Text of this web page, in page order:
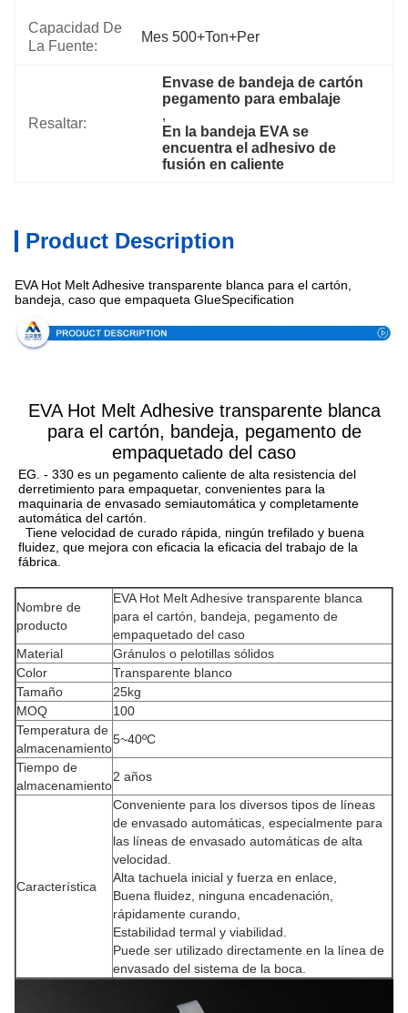
Capacidad De
La Fuente:
Mes 500+Ton+per
Resaltar:
Envase de bandeja de cartón
pegamento para embalaje
,
En la bandeja EVA se
encuentra el adhesivo de
fusión en caliente
Product Description
EVA Hot Melt Adhesive transparente blanca para el cartón,
bandeja, caso que empaqueta GlueSpecification
EVA Hot Melt Adhesive transparente blanca
para el cartón, bandeja, pegamento de
empaquetado del caso
EG. - 330 es un pegamento caliente de alta resistencia del
derretimiento para empaquetar, convenientes para la
maquinaria de envasado semiautomática y completamente
automática del cartón.
Tiene velocidad de curado rápida, ningún trefilado y buena
fluidez, que mejora con eficacia la eficacia del trabajo de la
fábrica.
Nombre de
producto
EVA Hot Melt Adhesive transparente blanca
para el cartón, bandeja, pegamento de
empaquetado del caso
Material
Gránulos o pelotillas sólidos
Color
Transparente blanco
Tamaño
25kg
MOQ
100
Temperatura de
almacenamiento
5~40ºC
Tiempo de
almacenamiento
2 años
Característica
Conveniente para los diversos tipos de líneas
de envasado automáticas, especialmente para
las líneas de envasado automáticas de alta
velocidad.
Alta tachuela inicial y fuerza en enlace,
Buena fluidez, ninguna encadenación,
rápidamente curando,
Estabilidad termal y viabilidad.
Puede ser utilizado directamente en la línea de
envasado del sistema de la boca.